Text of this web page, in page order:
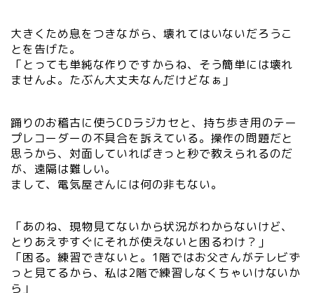
大きくため息をつきながら、壊れてはいないだろうこ
とを告げた。
「とっても単純な作りですからね、そう簡単には壊れ
ませんよ。たぶん大丈夫なんだけどなぁ」
踊りのお稽古に使うCDラジカセと、持ち歩き用のテー
プレコーダーの不具合を訴えている。操作の問題だと
思うから、対面していればきっと秒で教えられるのだ
が、遠隔は難しい。
まして、電気屋さんには何の非もない。
「あのね、現物見てないから状況がわからないけど、
とりあえずすぐにそれが使えないと困るわけ？」
「困る。練習できないと。1階ではお父さんがテレビず
っと見てるから、私は2階で練習しなくちゃいけないか
ら」